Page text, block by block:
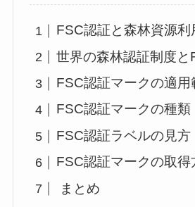
FSC認証と森林資源利
世界の森林認証制度と
FSC認証マークの適用
FSC認証マークの種類
FSC認証ラベルの見方
FSC認証マークの取得
まとめ